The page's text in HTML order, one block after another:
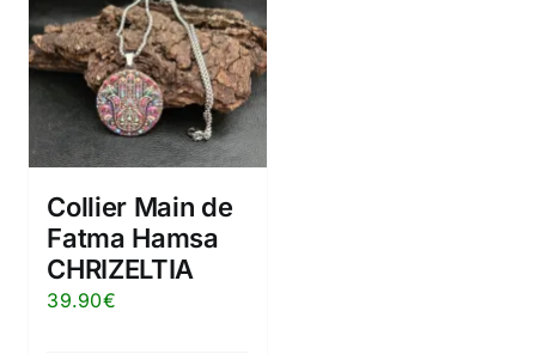
Collier Main de
Fatma Hamsa
CHRIZELTIA
39.90€